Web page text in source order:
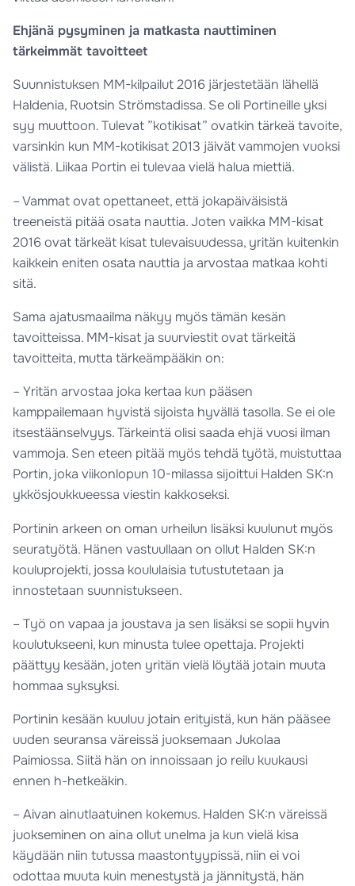
Ehjänä pysyminen ja matkasta nauttiminen
tärkeimmät tavoitteet
Suunnistuksen MM-kilpailut 2016 järjestetään lähellä
Haldenia, Ruotsin Strömstadissa. Se oli Portineille yksi
syy muuttoon. Tulevat ”kotikisat” ovatkin tärkeä tavoite,
varsinkin kun MM-kotikisat 2013 jäivät vammojen vuoksi
välistä. Liikaa Portin ei tulevaa vielä halua miettiä.
– Vammat ovat opettaneet, että jokapäiväisistä
treeneistä pitää osata nauttia. Joten vaikka MM-kisat
2016 ovat tärkeät kisat tulevaisuudessa, yritän kuitenkin
kaikkein eniten osata nauttia ja arvostaa matkaa kohti
sitä.
Sama ajatusmaailma näkyy myös tämän kesän
tavoitteissa. MM-kisat ja suurviestit ovat tärkeitä
tavoitteita, mutta tärkeämpääkin on:
– Yritän arvostaa joka kertaa kun pääsen
kamppailemaan hyvistä sijoista hyvällä tasolla. Se ei ole
itsestäänselvyys. Tärkeintä olisi saada ehjä vuosi ilman
vammoja. Sen eteen pitää myös tehdä työtä, muistuttaa
Portin, joka viikonlopun 10-milassa sijoittui Halden SK:n
ykkösjoukkueessa viestin kakkoseksi.
Portinin arkeen on oman urheilun lisäksi kuulunut myös
seuratyötä. Hänen vastuullaan on ollut Halden SK:n
kouluprojekti, jossa koululaisia tutustutetaan ja
innostetaan suunnistukseen.
– Työ on vapaa ja joustava ja sen lisäksi se sopii hyvin
koulutukseeni, kun minusta tulee opettaja. Projekti
päättyy kesään, joten yritän vielä löytää jotain muuta
hommaa syksyksi.
Portinin kesään kuuluu jotain erityistä, kun hän pääsee
uuden seuransa väreissä juoksemaan Jukolaa
Paimiossa. Siitä hän on innoissaan jo reilu kuukausi
ennen h-hetkeäkin.
– Aivan ainutlaatuinen kokemus. Halden SK:n väreissä
juokseminen on aina ollut unelma ja kun vielä kisa
käydään niin tutussa maastontyypissä, niin ei voi
odottaa muuta kuin menestystä ja jännitystä, hän